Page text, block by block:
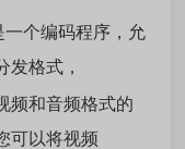
一个编码程序，允
发格式，
频和音频格式的
可以将视频